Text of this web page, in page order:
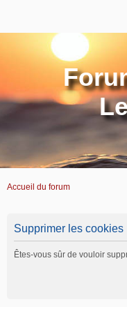
Accueil du forum
Supprimer les cookies
Êtes-vous sûr de vouloir